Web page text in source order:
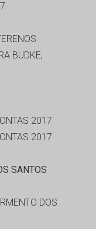
BUDKE,
2017
2017
SANTOS
DOS